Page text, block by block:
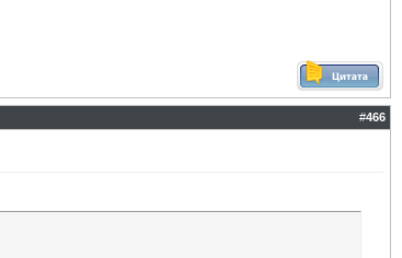
#466